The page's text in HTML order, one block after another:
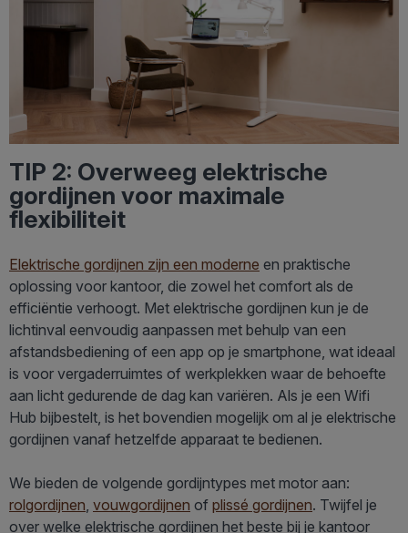
TIP 2: Overweeg elektrische
gordijnen voor maximale
flexibiliteit
Elektrische gordijnen zijn een moderne en praktische
oplossing voor kantoor, die zowel het comfort als de
efficiëntie verhoogt. Met elektrische gordijnen kun je de
lichtinval eenvoudig aanpassen met behulp van een
afstandsbediening of een app op je smartphone, wat ideaal
is voor vergaderruimtes of werkplekken waar de behoefte
aan licht gedurende de dag kan variëren. Als je een Wifi
Hub bijbestelt, is het bovendien mogelijk om al je elektrische
gordijnen vanaf hetzelfde apparaat te bedienen.
We bieden de volgende gordijntypes met motor aan:
rolgordijnen, vouwgordijnen of plissé gordijnen. Twijfel je
over welke elektrische gordijnen het beste bij je kantoor